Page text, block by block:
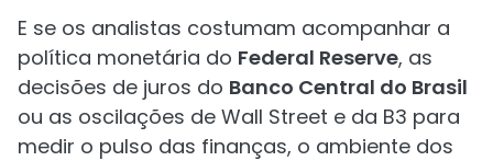
E se os analistas costumam acompanhar a
política monetária do Federal Reserve, as
decisões de juros do Banco Central do Brasil
ou as oscilações de Wall Street e da B3 para
medir o pulso das finanças, o ambiente dos